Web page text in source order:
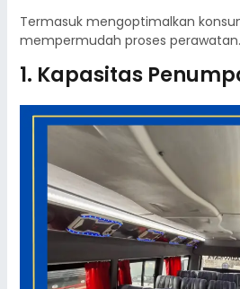
Termasuk mengoptimalkan
mempermudah proses
1. Kapasitas